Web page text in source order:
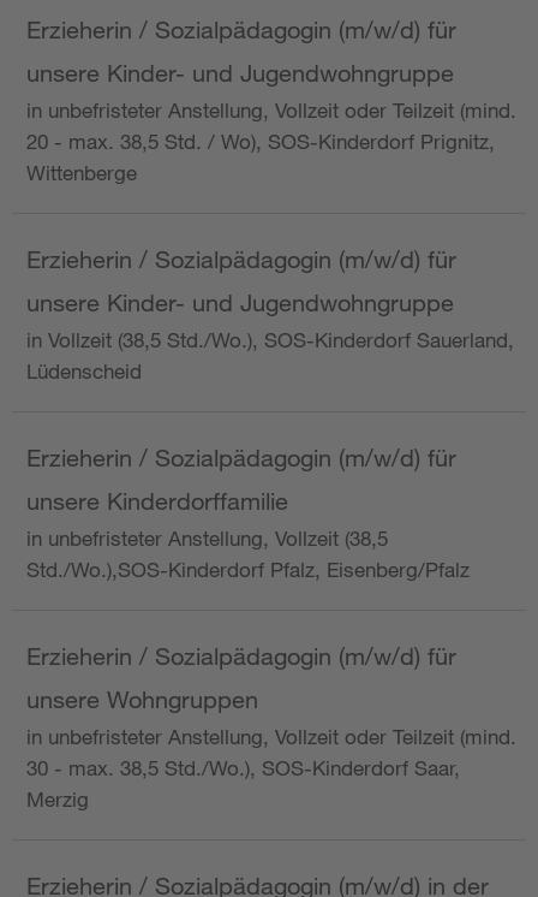
Erzieherin / Sozialpädagogin (m/w/d) für
unsere Kinder- und Jugendwohngruppe
in unbefristeter Anstellung, Vollzeit oder Teilzeit (mind.
20 - max. 38,5 Std. / Wo), SOS-Kinderdorf Prignitz,
Wittenberge
Erzieherin / Sozialpädagogin (m/w/d) für
unsere Kinder- und Jugendwohngruppe
in Vollzeit (38,5 Std./Wo.), SOS-Kinderdorf Sauerland,
Lüdenscheid
Erzieherin / Sozialpädagogin (m/w/d) für
unsere Kinderdorffamilie
in unbefristeter Anstellung, Vollzeit (38,5
Std./Wo.),SOS-Kinderdorf Pfalz, Eisenberg/Pfalz
Erzieherin / Sozialpädagogin (m/w/d) für
unsere Wohngruppen
in unbefristeter Anstellung, Vollzeit oder Teilzeit (mind.
30 - max. 38,5 Std./Wo.), SOS-Kinderdorf Saar,
Merzig
Erzieherin / Sozialpädagogin (m/w/d) in der